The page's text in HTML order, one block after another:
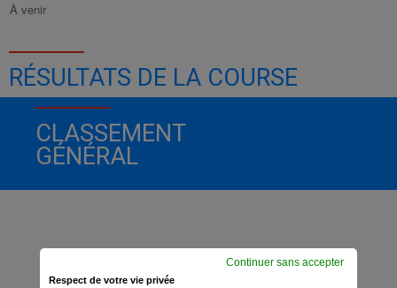
À venir
RÉSULTATS DE LA COURSE
CLASSEMENT
GÉNÉRAL
Respect de votre vie privée
Continuer sans accepter